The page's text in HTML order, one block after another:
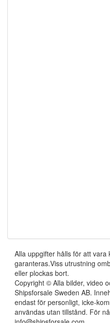
Alla uppgifter hålls för att vara
garanteras.Viss utrustning
eller plockas bort.
Copyright © Alla bilder, video
Shipsforsale Sweden AB.
endast för personligt, icke-
användas utan tillstånd. För